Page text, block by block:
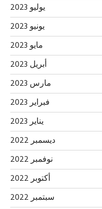
يوليو 2023
يونيو 2023
مايو 2023
أبريل 2023
مارس 2023
فبراير 2023
يناير 2023
ديسمبر 2022
نوفمبر 2022
أكتوبر 2022
سبتمبر 2022